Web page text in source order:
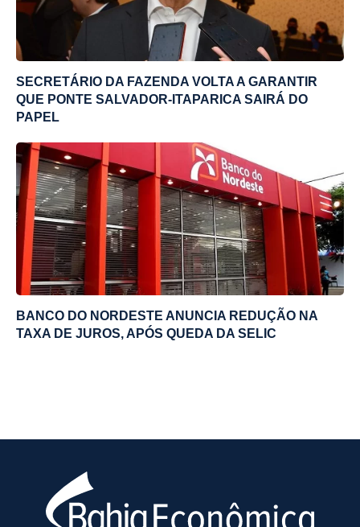
SECRETÁRIO DA FAZENDA VOLTA A GARANTIR
QUE PONTE SALVADOR-ITAPARICA SAIRÁ DO
PAPEL
BANCO DO NORDESTE ANUNCIA REDUÇÃO NA
TAXA DE JUROS, APÓS QUEDA DA SELIC